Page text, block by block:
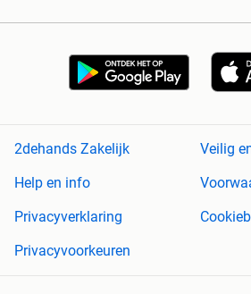
2dehands Zakelijk
Veilig
Help en info
Privacyverklaring
Privacyvoorkeuren